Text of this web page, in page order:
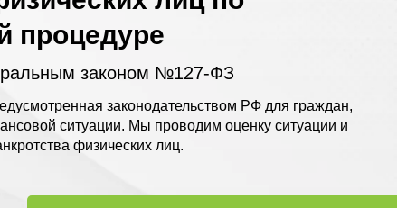
законом №127-ФЗ
процедуре
законодательством РФ для граждан,
ситуации. Мы проводим оценку ситуации и
физических лиц.